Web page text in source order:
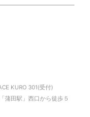
KURO 301(受付)
蒲田駅」西口から徒歩５